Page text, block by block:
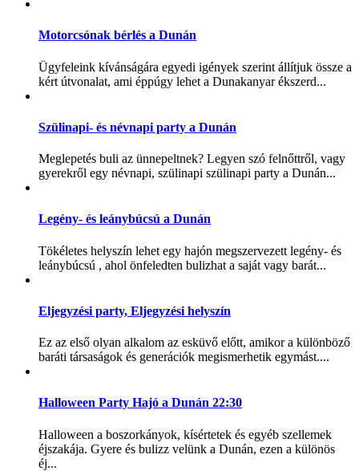
Motorcsónak bérlés a Dunán
Ügyfeleink kívánságára egyedi igények szerint állítjuk össze a
kért útvonalat, ami éppúgy lehet a Dunakanyar ékszerd...
Szülinapi- és névnapi party a Dunán
Meglepetés buli az ünnepeltnek? Legyen szó felnőttről, vagy
gyerekről egy névnapi, szülinapi szülinapi party a Dunán...
Legény- és leánybúcsú a Dunán
Tökéletes helyszín lehet egy hajón megszervezett legény- és
leánybúcsú , ahol önfeledten bulizhat a saját vagy barát...
Eljegyzési party, Eljegyzési helyszín
Ez az első olyan alkalom az esküvő előtt, amikor a különböző
baráti társaságok és generációk megismerhetik egymást....
Halloween Party Hajó a Dunán 22:30
Halloween a boszorkányok, kísértetek és egyéb szellemek
éjszakája. Gyere és bulizz velünk a Dunán, ezen a különös
éj...